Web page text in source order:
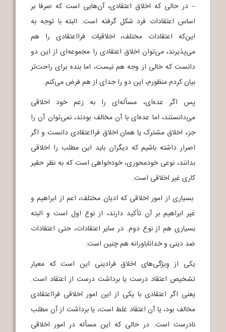
– در حالی که اخلاق اعتقادی، آن‌هایی است که صرفا بر
اساس اعتقادات فرد شکل گرفته است. البته با توجه به
این‌که اعتقادات مختلف، اخلاقیات فرااعتقادی را هم
می‌پذیرند، می‌توان اخلاق اعتقادی را مجموعه‌ای از این دو
دانست که خالی از وجه هم نیست، اما بنده برای راحت‌تر
بیان کردم منظورم، این دو را جدای از هم فرض می‌کنم.
پس اگر عده‌ای، مسأله‌ای را به زعم خود اخلاقی
می‌دانستند، اما عده‌ای با آن مخالف بودند، نمی‌توان آن را
جزء اخلاق مشترک یا همان اخلاق فرااعتقادی دانست و اگر
اصرار داشته باشیم که دیگران باید این مطلب را اخلاقی
بدانند، نوعی خودمحوری، خودخواهی است که به نظر حقیر
کاری غیر اخلاقی است.
بسیاری از امور اخلاقی که ادیان مختلف، اعم از ابراهیم و
غیر ابراهیم بر آن تأکید دارند، از نوع اول است و البته
بسیاری هم از نوع دوم. در سایر اعتقادات، حتی اعتقادات
ضد دینی و خداناباورانه هم چنین است.
یکی از وِیژگی‌های اخلاق فرادینی این است که معیار
تشخیص اعتقاد درست یا برداشت درست از اعتقاد است.
یعنی اگر اعتقادی با یکی از این امور اخلاقی فرااعتقادی
مخالف بود، یا آن اعتقاد غلط است، یا برداشت از آن مطلب
نادرست است. در حالی که این مسأله در امور اخلاقی